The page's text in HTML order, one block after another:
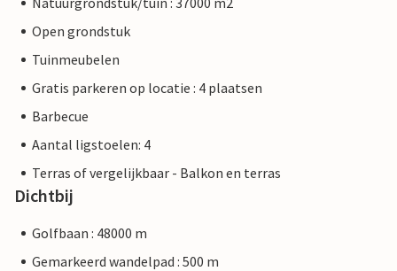
Open grondstuk
Tuinmeubelen
Gratis parkeren op locatie : 4 plaatsen
Barbecue
Aantal ligstoelen: 4
Terras of vergelijkbaar - Balkon en terras
Dichtbij
Golfbaan : 48000 m
Gemarkeerd wandelpad : 500 m